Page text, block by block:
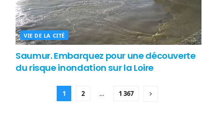
VIE DE LA CITÉ
Saumur. Embarquez pour une découverte
du risque inondation sur la Loire
1 2 … 1 367